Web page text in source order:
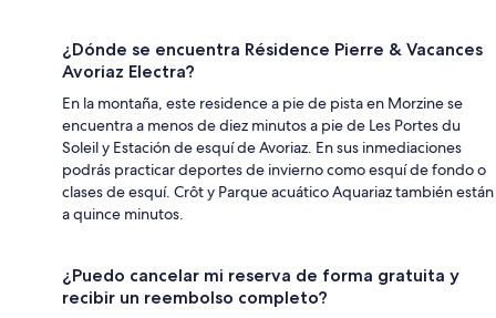
¿Dónde se encuentra Résidence Pierre & Vacances
Avoriaz Electra?
En la montaña, este residence a pie de pista en Morzine se
encuentra a menos de diez minutos a pie de Les Portes du
Soleil y Estación de esquí de Avoriaz. En sus inmediaciones
podrás practicar deportes de invierno como esquí de fondo o
clases de esquí. Crôt y Parque acuático Aquariaz también están
a quince minutos.
¿Puedo cancelar mi reserva de forma gratuita y
recibir un reembolso completo?